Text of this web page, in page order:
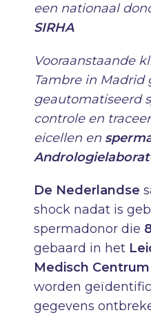
een nationaal
SIRHA
Vooraanstaande
Tambre in Madrid
geautomatiseerd
controle en
eicellen en
De Nederlandse
shock nadat is
spermadonor die
gebaard in het
Medisch
worden
gegevens